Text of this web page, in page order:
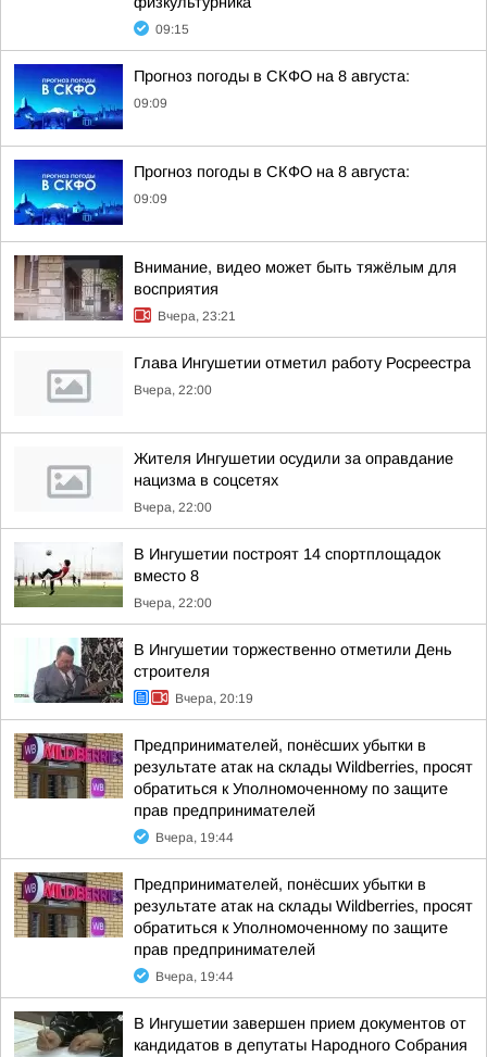
09:15
Прогноз погоды в СКФО на 8 августа:
09:09
Прогноз погоды в СКФО на 8 августа:
09:09
Внимание, видео может быть тяжёлым для
восприятия
Вчера, 23:21
Глава Ингушетии отметил работу Росреестра
Вчера, 22:00
Жителя Ингушетии осудили за оправдание
нацизма в соцсетях
Вчера, 22:00
В Ингушетии построят 14 спортплощадок
вместо 8
Вчера, 22:00
В Ингушетии торжественно отметили День
строителя
Вчера, 20:19
Предпринимателей, понёсших убытки в
результате атак на склады Wildberries, просят
обратиться к Уполномоченному по защите
прав предпринимателей
Вчера, 19:44
Предпринимателей, понёсших убытки в
результате атак на склады Wildberries, просят
обратиться к Уполномоченному по защите
прав предпринимателей
Вчера, 19:44
В Ингушетии завершен прием документов от
кандидатов в депутаты Народного Собрания